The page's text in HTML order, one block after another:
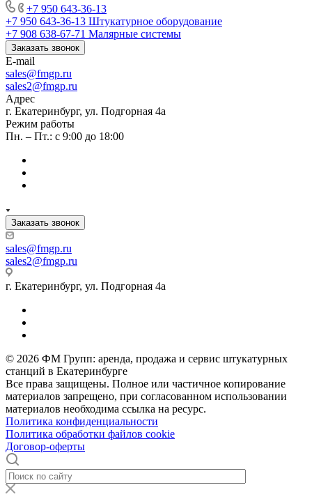
+7 950 643-36-13
+7 950 643-36-13 Штукатурное оборудование
+7 908 638-67-71 Малярные системы
Заказать звонок
E-mail
sales@fmgp.ru
sales2@fmgp.ru
Адрес
г. Екатеринбург, ул. Подгорная 4а
Режим работы
Пн. – Пт.: с 9:00 до 18:00
Заказать звонок
sales@fmgp.ru
sales2@fmgp.ru
г. Екатеринбург, ул. Подгорная 4а
© 2026 ФМ Групп: аренда, продажа и сервис штукатурных
станций в Екатеринбурге
Все права защищены. Полное или частичное копирование
материалов запрещено, при согласованном использовании
материалов необходима ссылка на ресурс.
Политика конфиденциальности
Политика обработки файлов cookie
Договор-оферты